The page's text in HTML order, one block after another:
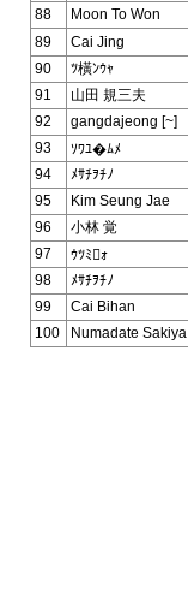
88
Moon To Won
89
Cai Jing
90
ﾂ橫ﾝｳｬ
91
山田 規三夫
92
gangdajeong [~]
93
ｿﾜﾕ�ﾑﾒ
94
ﾒｻﾁｦﾁﾉ
95
Kim Seung Jae
96
小林 覚
97
ｳﾂﾐｫ
98
ﾒｻﾁｦﾁﾉ
99
Cai Bihan
100
Numadate Sakiya